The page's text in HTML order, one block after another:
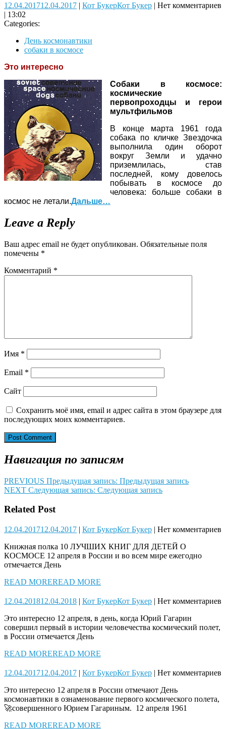
12.04.201712.04.2017 | Кот БукерКот Букер | Нет комментариев
| 13:02
Categories:
День космонавтики
собаки в космосе
Это интересно
Собаки в космосе:
космические
первопроходцы и герои
мультфильмов
В конце марта 1961 года
собака по кличке Звездочка
выполнила один оборот
вокруг Земли и удачно
приземлилась, став
последней, кому довелось
побывать в космосе до
человека: больше собаки в
космос не летали.Дальше…
Leave a Reply
Ваш адрес email не будет опубликован. Обязательные поля
помечены *
Комментарий *
Имя *
Email *
Сайт
Сохранить моё имя, email и адрес сайта в этом браузере для
последующих моих комментариев.
Навигация по записям
PREVIOUS Предыдущая запись: Предыдущая запись
NEXT Следующая запись: Следующая запись
Related Post
12.04.201712.04.2017 | Кот БукерКот Букер | Нет комментариев
Книжная полка 10 ЛУЧШИХ КНИГ ДЛЯ ДЕТЕЙ О
КОСМОСЕ 12 апреля в России и во всем мире ежегодно
отмечается День
READ MOREREAD MORE
12.04.201812.04.2018 | Кот БукерКот Букер | Нет комментариев
Это интересно 12 апреля, в день, когда Юрий Гагарин
совершил первый в истории человечества космический полет,
в России отмечается День
READ MOREREAD MORE
12.04.201712.04.2017 | Кот БукерКот Букер | Нет комментариев
Это интересно 12 апреля в России отмечают День
космонавтики в ознаменование первого космического полета,
🚀совершенного Юрием Гагариным. 12 апреля 1961
READ MOREREAD MORE